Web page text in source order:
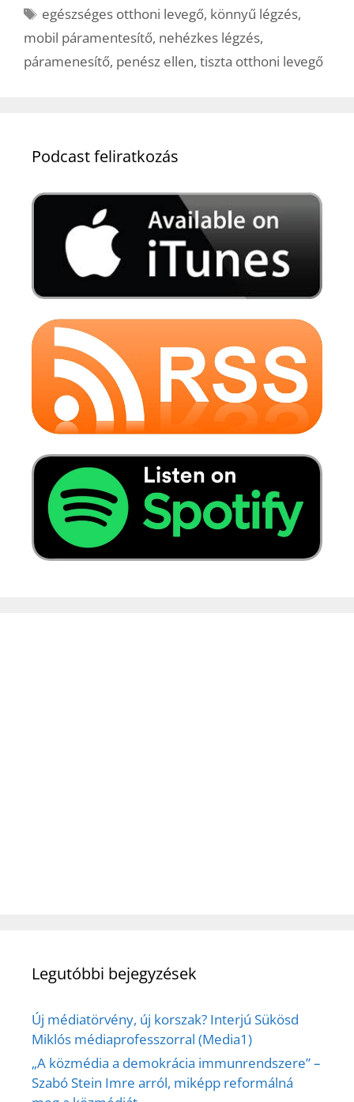
Címkék
egészséges otthoni levegő, könnyű légzés,
mobil páramentesítő, nehézkes légzés,
páramenesítő, penész ellen, tiszta otthoni levegő
Podcast feliratkozás
Legutóbbi bejegyzések
Új médiatörvény, új korszak? Interjú Sükösd
Miklós médiaprofesszorral (Media1)
„A közmédia a demokrácia immunrendszere” –
Szabó Stein Imre arról, miképp reformálná